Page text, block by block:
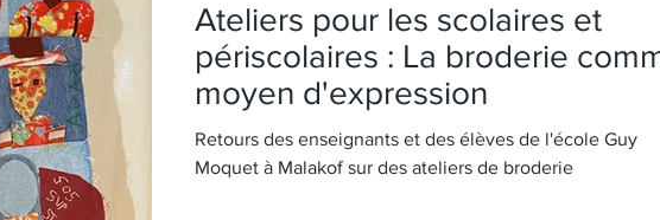
Ateliers pour les scolaires et
périscolaires : La broderie
moyen d'expression
Retours des enseignants et des élèves de l'école Guy
Moquet à Malakof sur des ateliers de broderie